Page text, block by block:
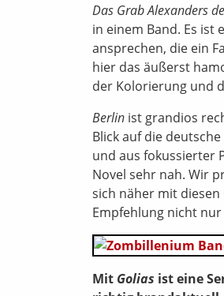
Das Grab Alexanders
in einem Band. Es
ansprechen, die ein
hier das äußerst
der Kolorierung und
Berlin ist grandios
Blick auf die
und aus fokussierter
Novel sehr nah. Wir
sich näher mit
Empfehlung nicht
Mit Golias ist eine